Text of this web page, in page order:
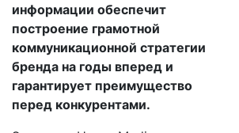
информации обеспечит
построение грамотной
коммуникационной стратегии
бренда на годы вперед и
гарантирует преимущество
перед конкурентами.